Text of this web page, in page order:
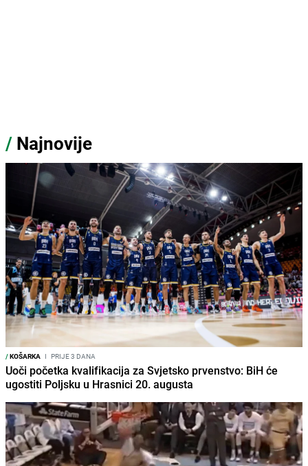
/ Najnovije
/KOŠARKA I PRIJE 3 DANA
Uoči početka kvalifikacija za Svjetsko prvenstvo: BiH će
ugostiti Poljsku u Hrasnici 20. augusta